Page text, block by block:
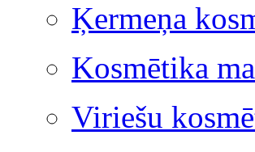
Ķermeņa
Kosmētika
Viriešu